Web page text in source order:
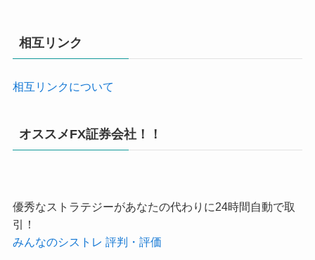
相互リンク
相互リンクについて
オススメFX証券会社！！